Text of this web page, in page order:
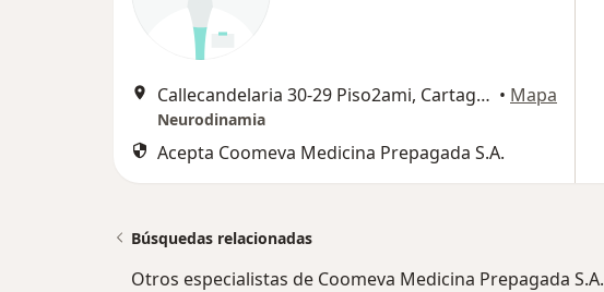
Callecandelaria 30-29 Piso2ami, Cartagena • Mapa
Neurodinamia
Acepta Coomeva Medicina Prepagada S.A.
Búsquedas relacionadas
Otros especialistas de Coomeva Medicina Prepagada S.A.